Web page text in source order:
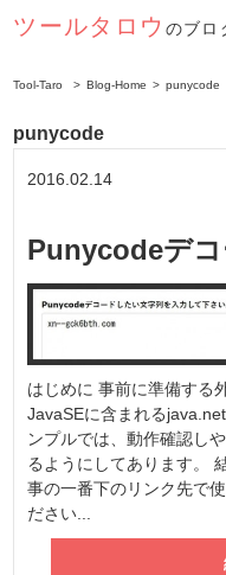
ツールタロウ のブロ
Tool-Taro Blog-Home punycode
punycode
2016.02.14
Punycodeデコ
はじめに 事前に準備する
JavaSEに含まれる
ンプルでは、動作確認し
るようにしてあります。
事の一番下のリンク先で
ださい...